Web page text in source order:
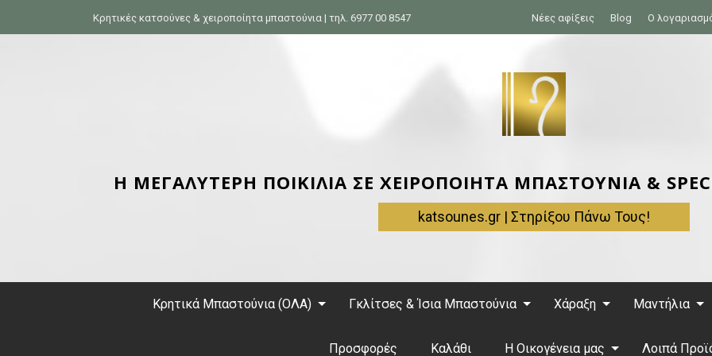
Κρητικές κατσούνες & χειροποίητα μπαστούνια | τηλ. 6977 00 8547 Νέες αφίξεις Blog Ο
Η ΜΕΓΑΛΥΤΕΡΗ ΠΟΙΚΙΛΙΑ ΣΕ ΧΕΙΡΟΠΟΙΗΤΑ ΜΠΑΣΤΟΥΝΙΑ &
katsounes.gr | Στηρίξου Πάνω Τους!
Κρητικά Μπαστούνια (ΟΛΑ) Γκλίτσες & Ίσια Μπαστούνια Χάραξη Μαντήλια
Προσφορές Καλάθι Η Οικογένεια μας Λοιπά